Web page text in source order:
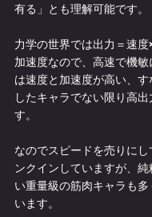
有る」とも理解可能です。
力学の世界では出力＝速
加速度なので、高速で機
は速度と加速度が高い、
したキャラでない限り高
す。
なのでスピードを売りに
ンクインしていますが、
い重量級の筋肉キャラも
います。